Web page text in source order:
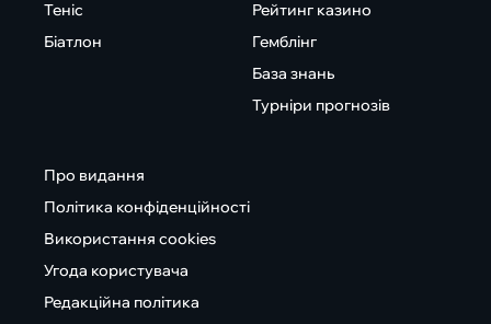
Теніс
Біатлон
Рейтинг казино
Гемблінг
База знань
Турніри прогнозів
Про видання
Політика конфіденційності
Використання cookies
Угода користувача
Редакційна політика